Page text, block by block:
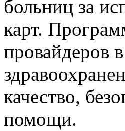
больниц за
карт.
провайдеров
качество,
помощи.